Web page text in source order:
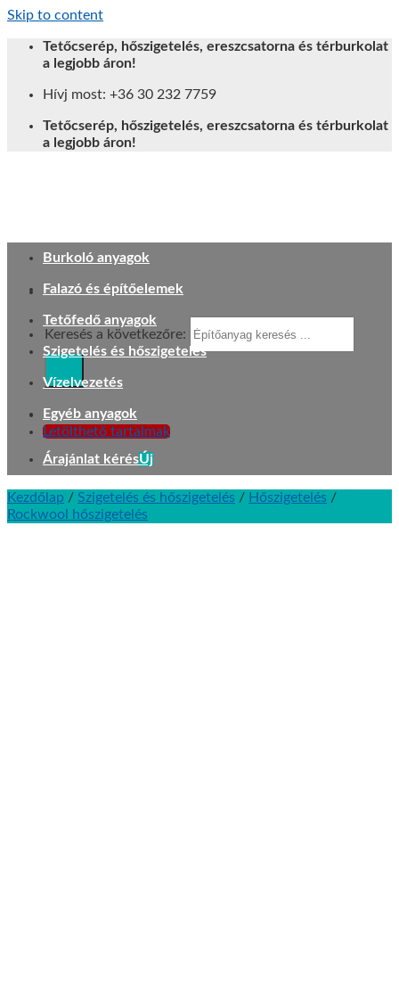
Skip to content
Tetőcserép, hőszigetelés, ereszcsatorna és térburkolat
a legjobb áron!
Hívj most: +36 30 232 7759
Tetőcserép, hőszigetelés, ereszcsatorna és térburkolat
a legjobb áron!
Keresés a következőre:
Letölthető tartalmak
Burkoló anyagok
Falazó és építőelemek
Tetőfedő anyagok
Szigetelés és hőszigetelés
Vízelvezetés
Egyéb anyagok
Árajánlat kérés
Kezdőlap / Szigetelés és hőszigetelés / Hőszigetelés /
Rockwool hőszigetelés